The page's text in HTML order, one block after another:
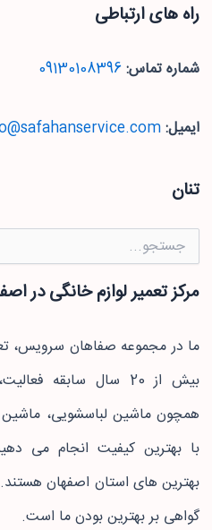
راه های ارتباطی
شماره تماس:09130108396
ایمیل:
تنان
جستجو
برای:
مرکز تعمیر لوازم خانگی در
ما در مجموعه صفاهان سرویس،
بیش از 20 سال سابقه
همچون ماشین لباسشویی،
با بهترین کیفیت انجام می
بهترین های استان اصفهان
گواهی بر بهترین بودن ما است.